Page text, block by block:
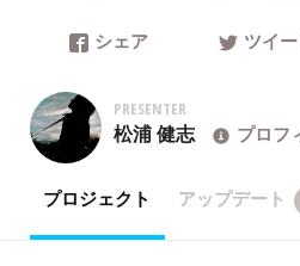
シェア ツイー
PRESENTER
松浦 健志 プロフ
プロジェクト アップデート